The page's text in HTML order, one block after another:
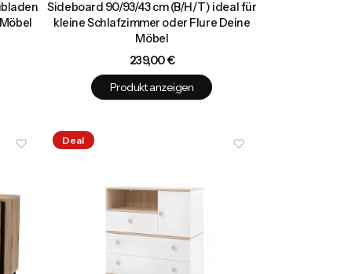
Sideboard 90/93/43 cm (B/H/T) ideal für
kleine Schlafzimmer oder Flure Deine
Möbel
Preis
239,00 €
Produkt anzeigen
Deal